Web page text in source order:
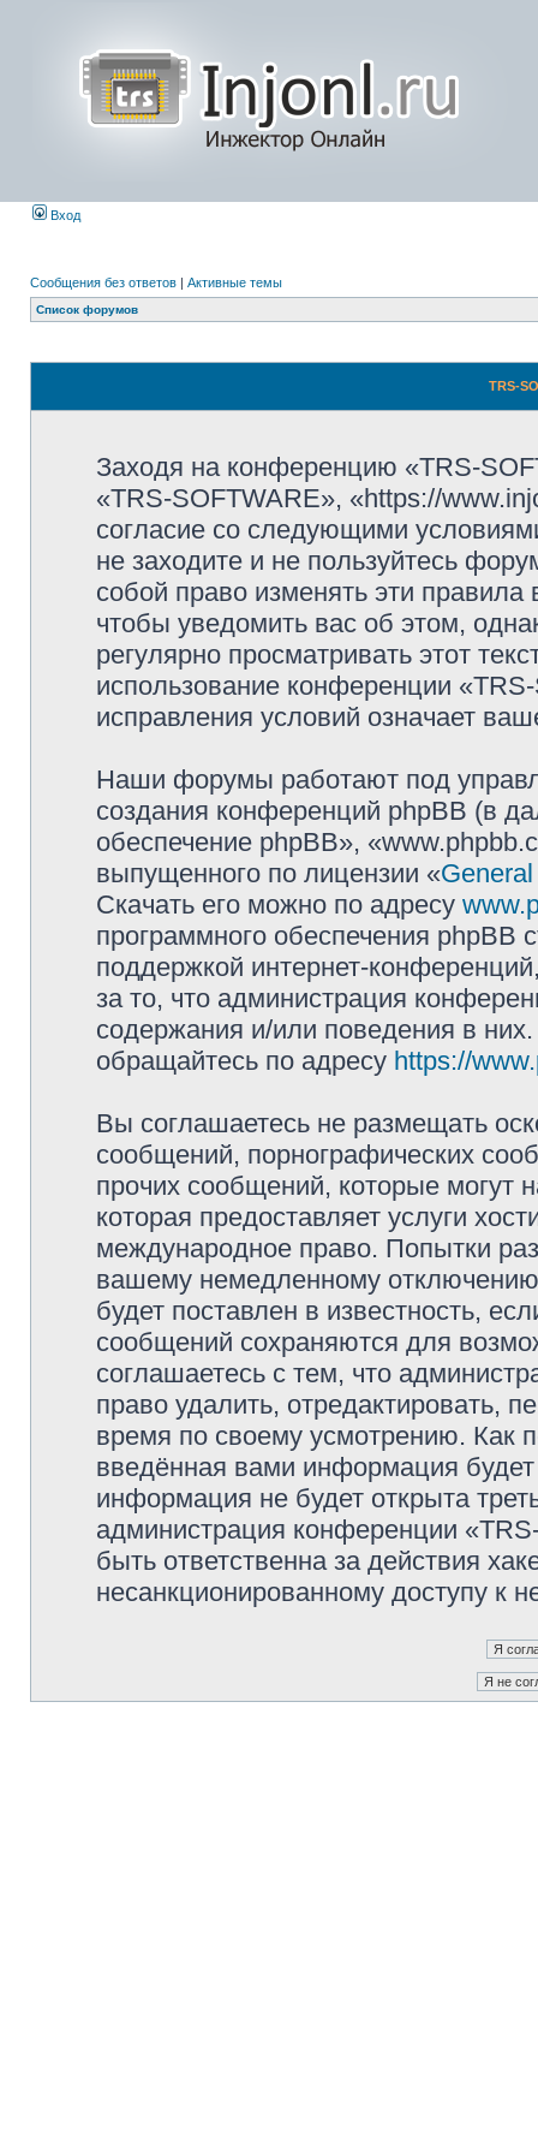
Вход
Сообщения без ответов | Активные темы
Список форумов
TRS-
Заходя на конференцию «TRS-
«TRS-SOFTWARE», «https://
согласие со следующими
не заходите и не пользуйтесь
собой право изменять эти
чтобы уведомить вас об этом,
регулярно просматривать этот
использование конференции
исправления условий означает
Наши форумы работают под
создания конференций phpBB (в
обеспечение phpBB»,
выпущенного по лицензии «
Скачать его можно по адресу
программного обеспечения phpBB
поддержкой интернет-
за то, что администрация
содержания и/или поведения в
обращайтесь по адресу https://
Вы соглашаетесь не размещать
сообщений, порнографических
прочих сообщений, которые могут
которая предоставляет услуги
международное право. Попытки
вашему немедленному
будет поставлен в известность,
сообщений сохраняются для
соглашаетесь с тем, что
право удалить, отредактировать,
время по своему усмотрению. Как
введённая вами информация
информация не будет открыта
администрация конференции
быть ответственна за действия
несанкционированному доступу к